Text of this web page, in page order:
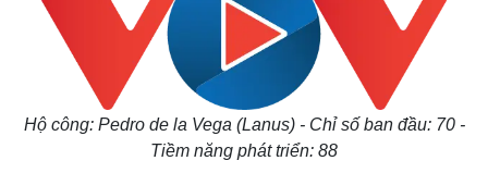
Hộ công: Pedro de la Vega (Lanus) - Chỉ số ban đầu: 70 -
Tiềm năng phát triển: 88